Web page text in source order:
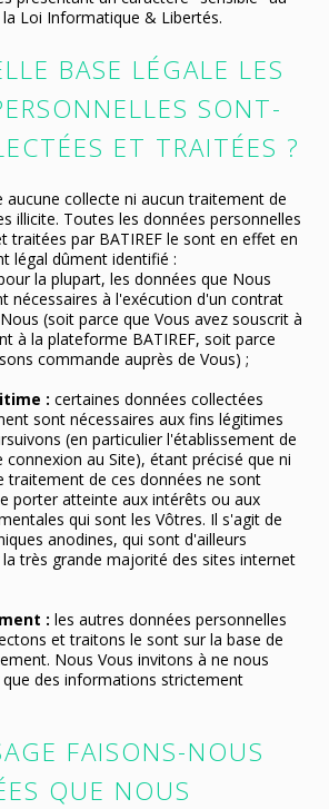
Loi Informatique & Libertés.
BASE LÉGALE LES
SONT-
ET TRAITÉES ?
aucune collecte ni aucun traitement de
illicite. Toutes les données personnelles
traitées par BATIREF le sont en effet en
légal dûment identifié :
la plupart, les données que Nous
nécessaires à l'exécution d'un contrat
(soit parce que Vous avez souscrit à
à la plateforme BATIREF, soit parce
commande auprès de Vous) ;
: certaines données collectées
sont nécessaires aux fins légitimes
(en particulier l'établissement de
connexion au Site), étant précisé que ni
traitement de ces données ne sont
porter atteinte aux intérêts ou aux
qui sont les Vôtres. Il s'agit de
anodines, qui sont d'ailleurs
très grande majorité des sites internet
: les autres données personnelles
et traitons le sont sur la base de
Nous Vous invitons à ne nous
des informations strictement
FAISONS-NOUS
QUE NOUS